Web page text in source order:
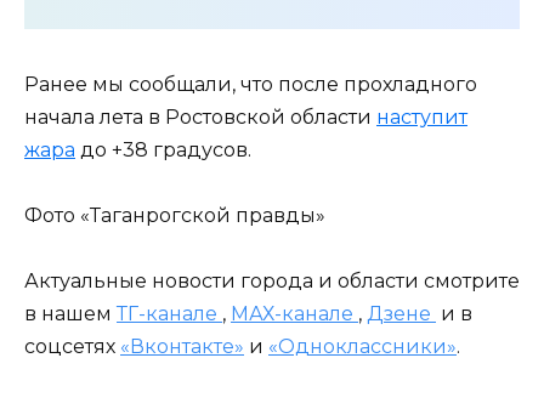
Ранее мы сообщали, что после прохладного
начала лета в Ростовской области наступит
жара до +38 градусов.
Фото «Таганрогской правды»
Актуальные новости города и области смотрите
в нашем ТГ-канале , МАХ-канале , Дзене и в
соцсетях «Вконтакте» и «Одноклассники».